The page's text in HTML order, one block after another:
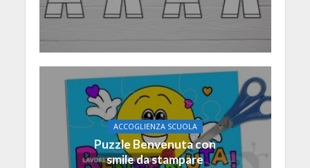
ACCOGLIENZA SCUOLA
Puzzle Benvenuta con
smile da stampare